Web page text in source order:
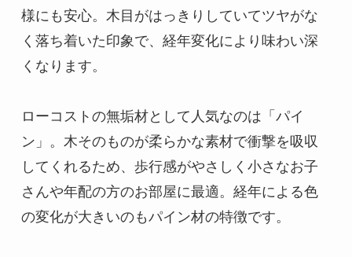
様にも安心。木目がはっきりしていてツヤがな
く落ち着いた印象で、経年変化により味わい深
くなります。
ローコストの無垢材として人気なのは「パイ
ン」。木そのものが柔らかな素材で衝撃を吸収
してくれるため、歩行感がやさしく小さなお子
さんや年配の方のお部屋に最適。経年による色